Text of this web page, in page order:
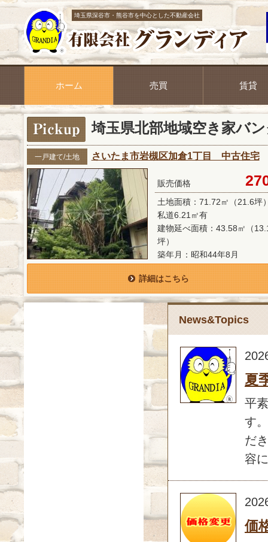
埼玉県深谷市・熊谷市を中心とした不動産会社
ホーム 売買 賃貸
埼玉県北部地域空き家バ
一戸建て/土地 さいたま市岩槻区加倉1丁目 中古住宅
販売価格
土地面積：71.72㎡（21.6坪
私道6.21㎡有
建物延べ面積：43.58㎡（
坪）
築年月：昭和44年8月
詳細はこちら
News&Topics
夏
平
す
だ
容
価